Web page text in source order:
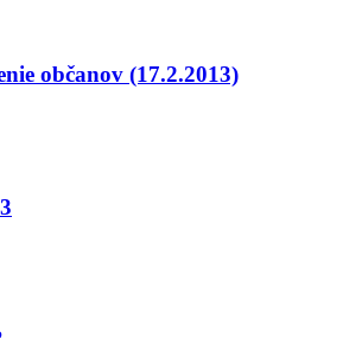
občanov (17.2.2013)